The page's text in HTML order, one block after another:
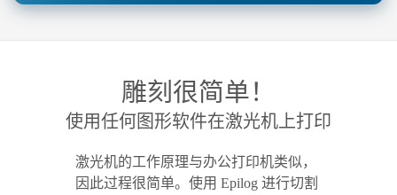
雕刻很简单！
使用任何图形软件在激光机上打印
激光机的工作原理与办公打印机类似，
因此过程很简单。使用 Epilog 进行切割